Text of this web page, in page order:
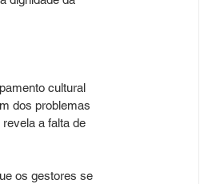
cultural
dos problemas
a falta de
os gestores se